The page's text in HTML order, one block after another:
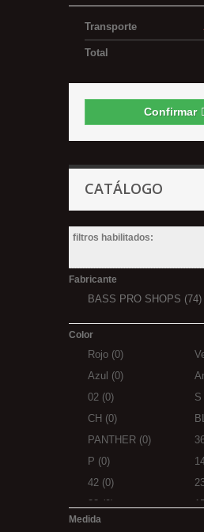
Transporte
Total
Confirmar
CATÁLOGO
filtros habilitados:
Fabricante
BASS PRO SHOPS (74)
Color
Rojo (0)
Azul (0)
02 (0) S
CH (0)
PANTHER (0)
P (0)
42 (0)
38 (0) 15
69(0)
Medida